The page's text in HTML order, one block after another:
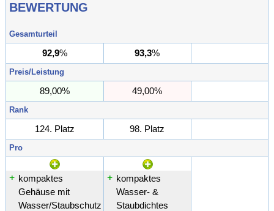
BEWERTUNG
Gesamturteil
92,9% 93,3%
Preis/Leistung
89,00% 49,00%
Rank
124. Platz 98. Platz
Pro
kompaktes
Gehäuse mit
Wasser/Staubschutz
kompaktes
Wasser- &
Staubdichtes